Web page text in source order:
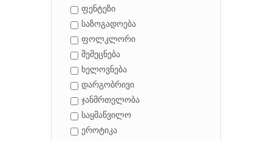
ფენტეზი
საზოგადოება
ფოლკლორი
შემეცნება
ხელოვნება
დარგობრივი
ჯანმრთელობა
საყმაწვილო
ეროტიკა